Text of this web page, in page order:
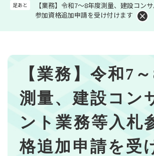
足あと
【業務】令和7～8年度測量、建設コン
参加資格追加申請を受け付けます
本
【業務】令和7
測量、建設コン
ント業務等入札
格追加申請を受